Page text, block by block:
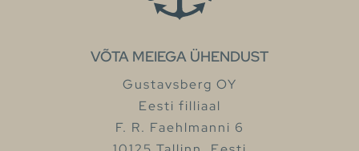
VÕTA MEIEGA ÜHENDUST
Gustavsberg OY
Eesti filliaal
F. R. Faehlmanni 6